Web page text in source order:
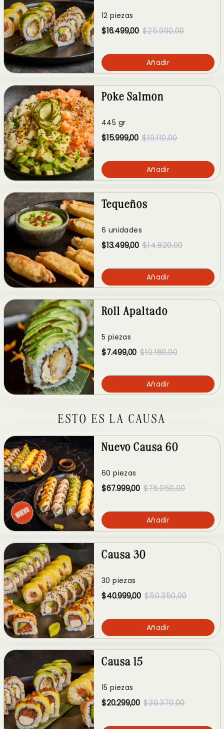
12 piezas
$16.499,00 $25.900,00
Añadir
Poke Salmon
445 gr
$15.999,00 $19.110,00
Añadir
Tequeños
6 unidades
$13.499,00 $14.820,00
Añadir
Roll Apaltado
5 piezas
$7.499,00 $10.180,00
Añadir
ESTO ES LA CAUSA
Nuevo Causa 60
60 piezas
$67.999,00 $76.050,00
Añadir
Causa 30
30 piezas
$40.999,00 $50.350,00
Añadir
Causa 15
15 piezas
$20.299,00 $30.370,00